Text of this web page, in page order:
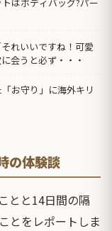
れいいですね！可愛
会うと必ず・・・
お守り」に海外キリ
の体験談
とと14日間の隔
とをレポートしま